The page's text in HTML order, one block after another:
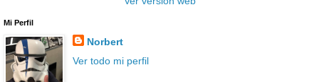
Mi Perfil
Norbert
Ver todo mi perfil